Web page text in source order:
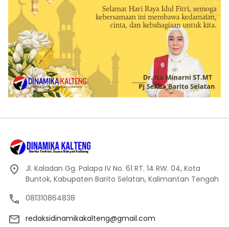
Jl. Kaladan Gg. Palapa IV No. 61 RT. 14 RW. 04, Kota
Buntok, Kabupaten Barito Selatan, Kalimantan Tengah
081310864838
redaksidinamikakalteng@gmail.com